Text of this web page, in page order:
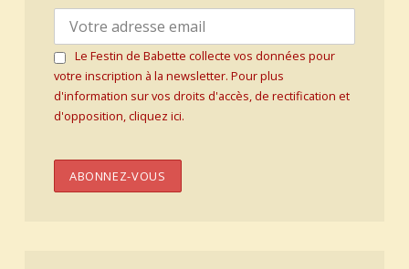
Le Festin de Babette collecte vos données pour
votre inscription à la newsletter. Pour plus
d'information sur vos droits d'accès, de rectification et
d'opposition, cliquez ici.